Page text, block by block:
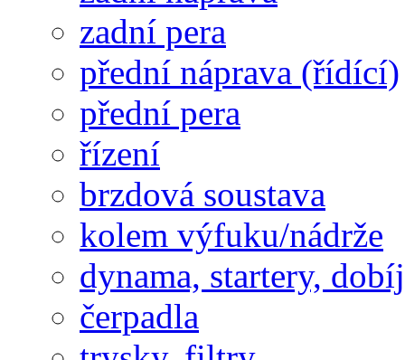
zadní pera
přední náprava (řídící)
přední pera
řízení
brzdová soustava
kolem výfuku/nádrže
dynama, startery,
čerpadla